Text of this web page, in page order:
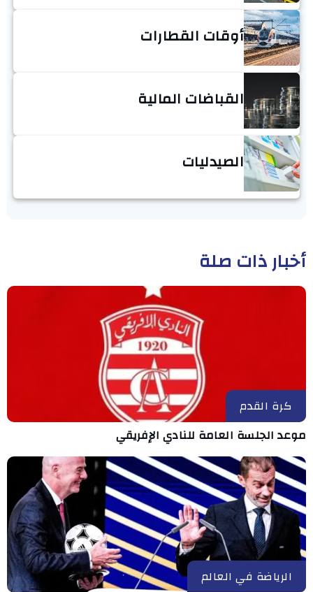
أوقات القطارات
القباضات المالية
الصيدليات
أخبار ذات صلة
كرة القدم
موعد الجلسة العامة للنادي الإفريقي
الرياضة في العالم